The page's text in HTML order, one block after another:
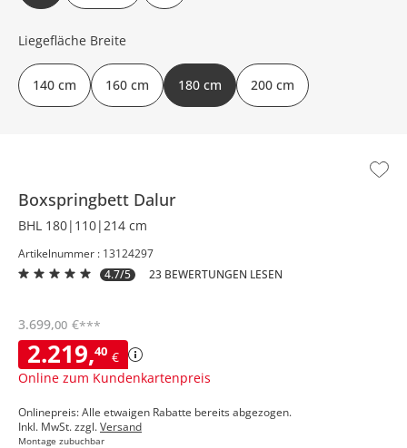
Boxspringbett Dalur
BHL 180|110|214 cm
Artikelnummer : 13124297
4.7/5
23 BEWERTUNGEN LESEN
2.219,40 €
Online zum Kundenkartenpreis
3.699,00 €***
Onlinepreis: Alle etwaigen Rabatte bereits abgezogen.
Inkl. MwSt. zzgl.Versand
Montage zubuchbar
Liegefläche Breite
140 cm 160 cm 180 cm 200 cm